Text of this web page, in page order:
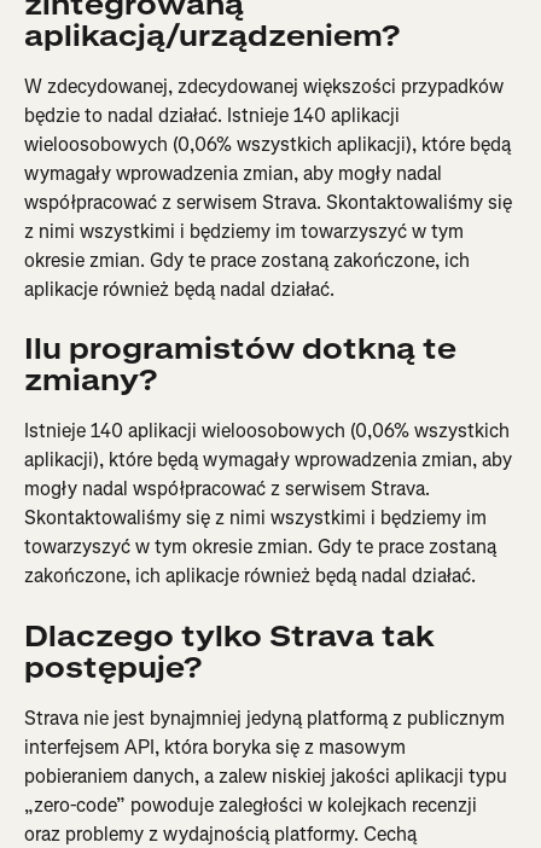
aplikacją/urządzeniem?
W zdecydowanej, zdecydowanej większości przypadków
będzie to nadal działać. Istnieje 140 aplikacji
wieloosobowych (0,06% wszystkich aplikacji), które będą
wymagały wprowadzenia zmian, aby mogły nadal
współpracować z serwisem Strava. Skontaktowaliśmy się
z nimi wszystkimi i będziemy im towarzyszyć w tym
okresie zmian. Gdy te prace zostaną zakończone, ich
aplikacje również będą nadal działać.
Ilu programistów dotkną te
zmiany?
Istnieje 140 aplikacji wieloosobowych (0,06% wszystkich
aplikacji), które będą wymagały wprowadzenia zmian, aby
mogły nadal współpracować z serwisem Strava.
Skontaktowaliśmy się z nimi wszystkimi i będziemy im
towarzyszyć w tym okresie zmian. Gdy te prace zostaną
zakończone, ich aplikacje również będą nadal działać.
Dlaczego tylko Strava tak
postępuje?
Strava nie jest bynajmniej jedyną platformą z publicznym
interfejsem API, która boryka się z masowym
pobieraniem danych, a zalew niskiej jakości aplikacji typu
„zero-code” powoduje zaległości w kolejkach recenzji
oraz problemy z wydajnością platformy. Cechą